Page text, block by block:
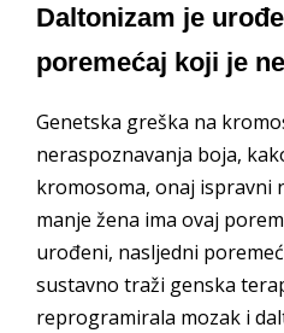
Daltonizam je
poremećaj koji je
Genetska greška na
neraspoznavanja boja,
kromosoma, onaj ispravni
manje žena ima ovaj
urođeni, nasljedni
sustavno traži genska
reprogramirala mozak i